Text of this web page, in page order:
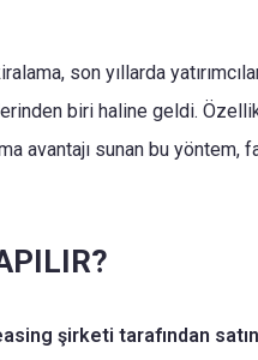
son yıllarda
biri haline geldi.
avantajı sunan bu
şirketi tarafından